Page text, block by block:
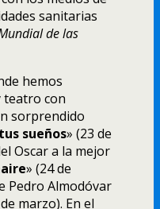
sanitarias
de las
hemos
teatro con
sorprendido
sueños» (23 de
Oscar a la mejor
» (24 de
Pedro Almodóvar
marzo). En el